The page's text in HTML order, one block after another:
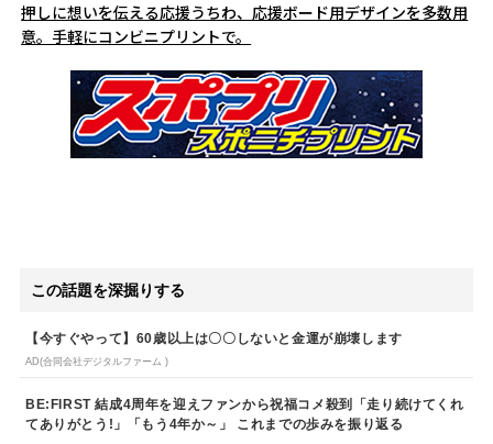
押しに想いを伝える応援うちわ、応援ボード用デザインを多数用
意。手軽にコンビニプリントで。
この話題を深掘りする
【今すぐやって】60歳以上は〇〇しないと金運が崩壊します
AD(合同会社デジタルファーム )
BE:FIRST 結成4周年を迎えファンから祝福コメ殺到「走り続けてくれ
てありがとう!」「もう4年か～」 これまでの歩みを振り返る